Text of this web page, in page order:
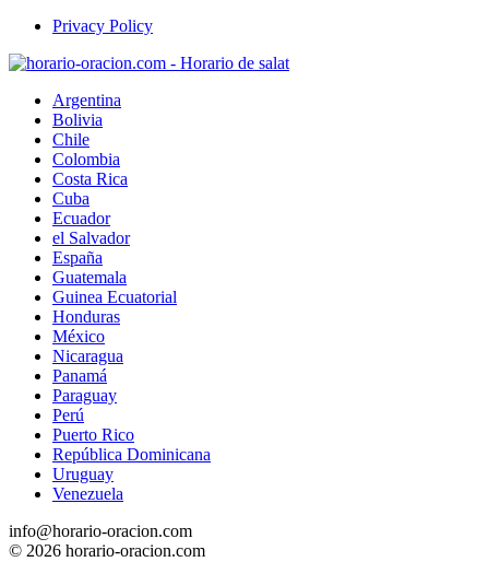
Privacy Policy
Argentina
Bolivia
Chile
Colombia
Costa Rica
Cuba
Ecuador
el Salvador
España
Guatemala
Guinea Ecuatorial
Honduras
México
Nicaragua
Panamá
Paraguay
Perú
Puerto Rico
República Dominicana
Uruguay
Venezuela
info@horario-oracion.com
© 2026 horario-oracion.com